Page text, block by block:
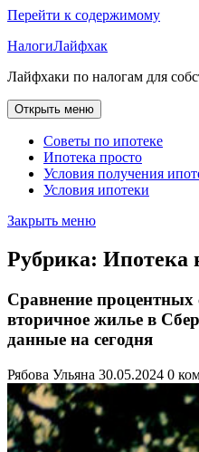
Перейти к содержимому
НалогиЛайфхак
Лайфхаки по налогам для
Открыть меню
Советы по ипотеке
Ипотека просто
Условия получения
Условия ипотеки
Закрыть меню
Рубрика: Ипотека
Сравнение процентных
вторичное жилье в
данные на сегодня
Рябова Ульяна 30.05.2024 0